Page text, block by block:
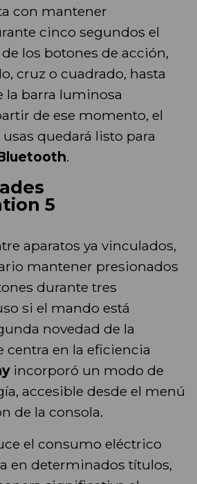
con mantener
cinco segundos el
los botones de acción,
cruz o cuadrado, hasta
la barra luminosa
de ese momento, el
quedará listo para
.
5
aparatos ya vinculados,
mantener presionados
durante tres
si el mando está
novedad de la
centra en la eficiencia
incorporó un modo de
accesible desde el menú
de la consola.
el consumo eléctrico
en determinados títulos,